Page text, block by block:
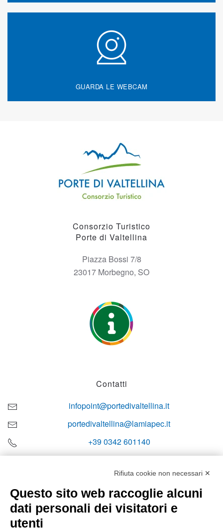
GUARDA LE WEBCAM
Consorzio Turistico
Porte di Valtellina
Piazza Bossi 7/8
23017 Morbegno, SO
Contatti
infopoint@portedivaltellina.it
portedivaltellina@lamiapec.it
+39 0342 601140
Orari di apertura
Rifiuta cookie non necessari ✕
Questo sito web raccoglie alcuni
dati personali dei visitatori e
utenti